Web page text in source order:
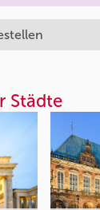
Städte